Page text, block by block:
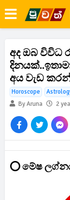
අද ඔබ විවිධ
අය වැඩ
Horoscope
By Aruna
2
⭕ මේෂ